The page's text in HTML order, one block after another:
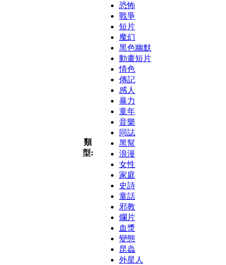
類
型:
恐怖
戰爭
短片
魔幻
黑色幽默
動畫短片
情色
傳記
感人
暴力
童年
音樂
同誌
黑幫
浪漫
女性
家庭
史詩
童話
邪教
爛片
血漿
變態
昆蟲
外星人